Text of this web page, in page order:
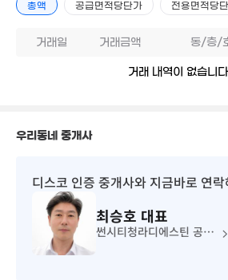
'17. 07
총액 공급면적당단가 전용면적당
거래일 거래금액 동/층/
거래 내역이 없습니
우리동네 중개사
디스코 인증 중개사와 지금바로 연
최승호 대표
썬시티청라디에스틴 공인중개사사무소